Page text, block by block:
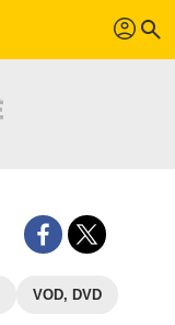
profil search
VOD, DVD